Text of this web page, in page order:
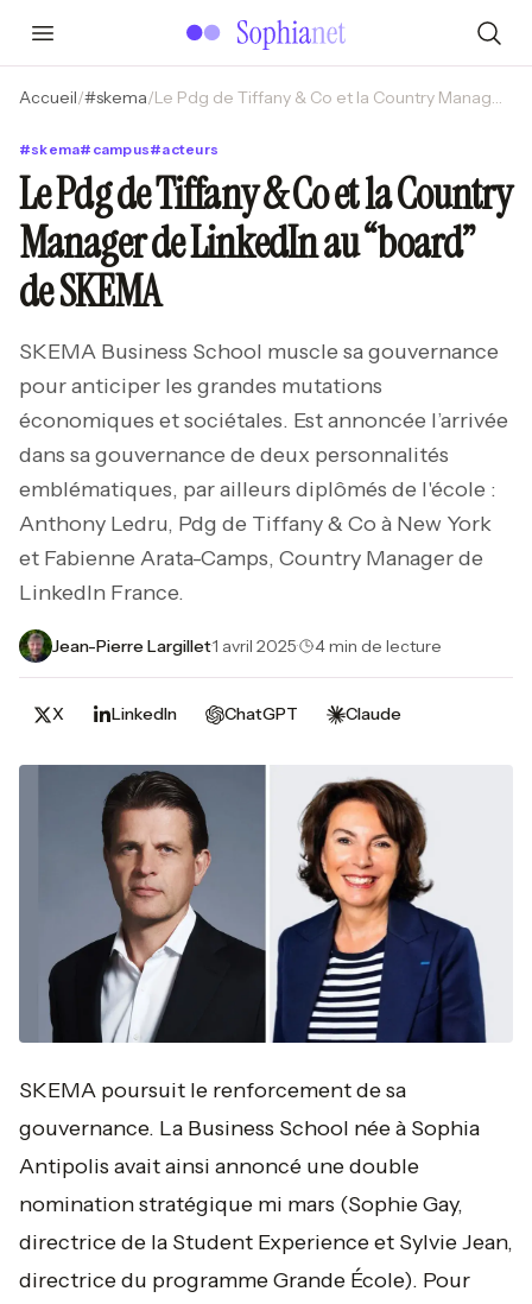
Accueil/#skema/ Le Pdg de Tiffany & Co et la Country Manager de LinkedIn au “board” de SKEMA
#skema# campus#acteurs
Le Pdg de Tiffany & Co et la Country
Manager de LinkedIn au “board”
de SKEMA
SKEMA Business School muscle sa gouvernance
pour anticiper les grandes mutations
économiques et sociétales. Est annoncée l’arrivée
dans sa gouvernance de deux personnalités
emblématiques, par ailleurs diplômés de l'école :
Anthony Ledru, Pdg de Tiffany & Co à New York
et Fabienne Arata-Camps, Country Manager de
LinkedIn France.
Jean-Pierre Largillet·1 avril 2025· 4 min de lecture
X LinkedIn ChatGPT Claude
SKEMA poursuit le renforcement de sa
gouvernance. La Business School née à Sophia
Antipolis avait ainsi annoncé une double
nomination stratégique mi mars (Sophie Gay,
directrice de la Student Experience et Sylvie Jean,
directrice du programme Grande École). Pour